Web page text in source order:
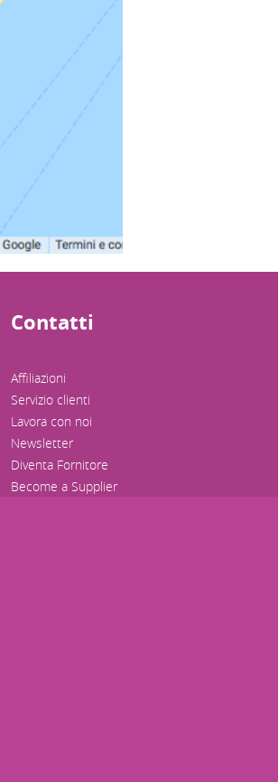
Contatti
Affiliazioni
Servizio clienti
Lavora con noi
Newsletter
Diventa Fornitore
Become a Supplier